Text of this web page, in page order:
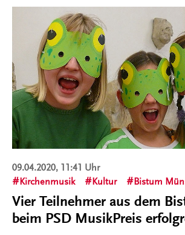
09.04.2020, 11:41 Uhr
Kirchenmusik
Kultur Bistum
Vier Teilnehmer aus dem
beim PSD MusikPreis